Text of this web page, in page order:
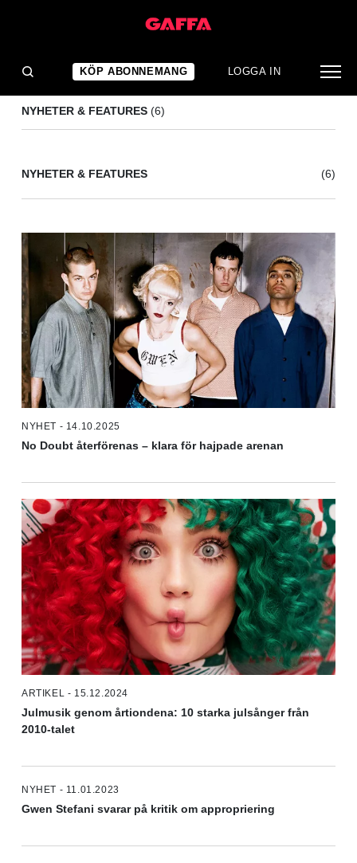
KÖP ABONNEMANG LOGGA IN
NYHETER & FEATURES (6)
NYHETER & FEATURES (6)
NYHET - 14.10.2025
No Doubt återförenas – klara för hajpade arenan
ARTIKEL - 15.12.2024
Julmusik genom årtiondena: 10 starka julsånger från
2010-talet
NYHET - 11.01.2023
Gwen Stefani svarar på kritik om appropriering